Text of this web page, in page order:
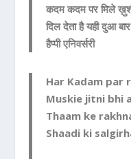
कदम कदम पर मिले
दिल देता है यही दुआ
हैप्पी एनिवर्सरी
Har Kadam par
Muskie jitni bhi
Thaam ke
Shaadi ki